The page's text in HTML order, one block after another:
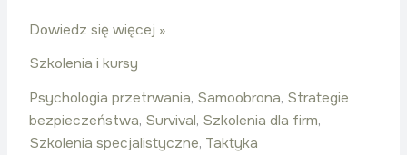
Dowiedz się więcej »
Szkolenia i kursy
Psychologia przetrwania, Samoobrona, Strategie
bezpieczeństwa, Survival, Szkolenia dla firm,
Szkolenia specjalistyczne, Taktyka